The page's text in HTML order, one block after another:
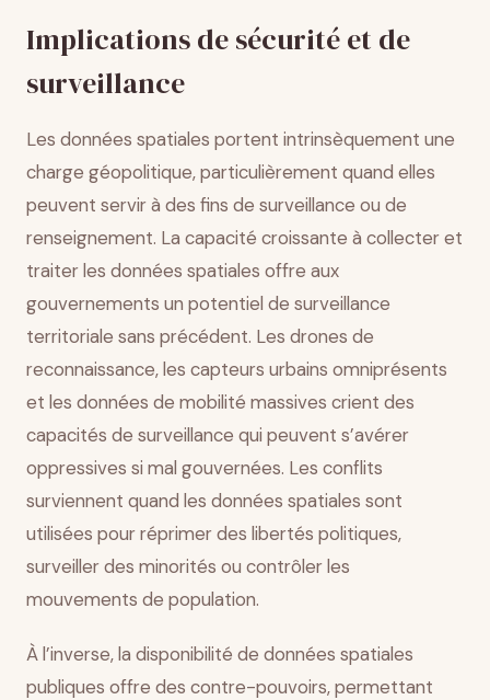
Implications de sécurité et de
surveillance
Les données spatiales portent intrinsèquement une
charge géopolitique, particulièrement quand elles
peuvent servir à des fins de surveillance ou de
renseignement. La capacité croissante à collecter et
traiter les données spatiales offre aux
gouvernements un potentiel de surveillance
territoriale sans précédent. Les drones de
reconnaissance, les capteurs urbains omniprésents
et les données de mobilité massives crient des
capacités de surveillance qui peuvent s’avérer
oppressives si mal gouvernées. Les conflits
surviennent quand les données spatiales sont
utilisées pour réprimer des libertés politiques,
surveiller des minorités ou contrôler les
mouvements de population.
À l’inverse, la disponibilité de données spatiales
publiques offre des contre-pouvoirs, permettant